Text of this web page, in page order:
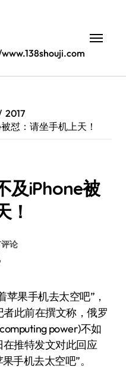
2017
怼：请坐手机上天！
及iPhone被
！
论
此前在撰文称，俄罗
power)不如
推特发文对此回应
手机去太空吧”。